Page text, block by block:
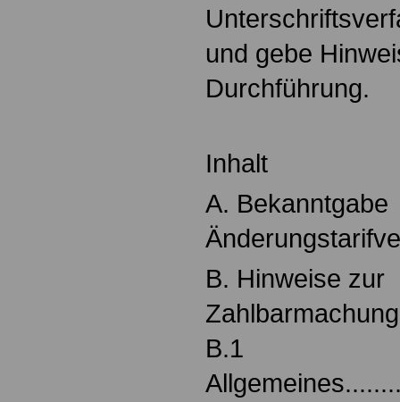
und gebe
Durchführung.
Inhalt
A. Bekanntgabe
B. Hinweise zur
B.1